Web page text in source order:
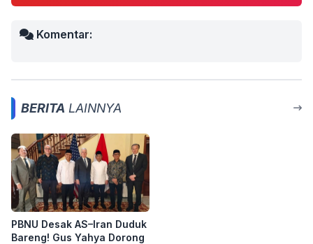
Komentar:
BERITA LAINNYA
PBNU Desak AS–Iran Duduk
Bareng! Gus Yahya Dorong